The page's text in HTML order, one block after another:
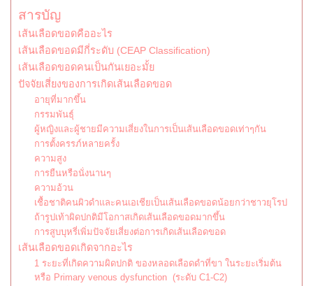
สารบัญ
เส้นเลือดขอดคืออะไร
เส้นเลือดขอดมีกี่ระดับ (CEAP Classification)
เส้นเลือดขอดคนเป็นกันเยอะมั้ย
ปัจจัยเสี่ยงของการเกิดเส้นเลือดขอด
อายุที่มากขึ้น
กรรมพันธุ์
ผู้หญิงและผู้ชายมีความเสี่ยงในการเป็นเส้นเลือดขอดเท่าๆกัน
การตั้งครรภ์หลายครั้ง
ความสูง
การยืนหรือนั่งนานๆ
ความอ้วน
เชื้อชาติคนผิวดำและคนเอเชียเป็นเส้นเลือดขอดน้อยกว่าชาวยุโรป
ถ้ารูปเท้าผิดปกติมีโอกาสเกิดเส้นเลือดขอดมากขึ้น
การสูบบุหรี่เพิ่มปัจจัยเสี่ยงต่อการเกิดเส้นเลือดขอด
เส้นเลือดขอดเกิดจากอะไร
1 ระยะที่เกิดความผิดปกติ ของหลอดเลือดดำที่ขา ในระยะเริ่มต้น
หรือ Primary venous dysfunction (ระดับ C1-C2)